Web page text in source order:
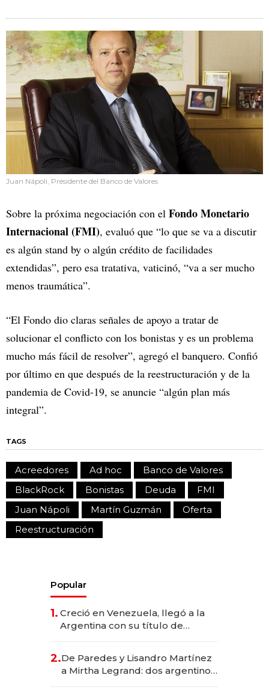
Juan Nápoli, Presidente del Banco de Valores
Sobre la próxima negociación con el Fondo Monetario
Internacional (FMI), evaluó que “lo que se va a discutir
es algún stand by o algún crédito de facilidades
extendidas”, pero esa tratativa, vaticinó, “va a ser mucho
menos traumática”.
“El Fondo dio claras señales de apoyo a tratar de
solucionar el conflicto con los bonistas y es un problema
mucho más fácil de resolver”, agregó el banquero. Confió
por último en que después de la reestructuración y de la
pandemia de Covid-19, se anuncie “algún plan más
integral”.
TAGS
Acreedores Ad hoc
Banco de Valores
BlackRock
Bonistas Deuda
FMI
Juan Nápoli
Martín Guzmán
Oferta
Reestructuración
Popular
1. Creció en Venezuela, llegó a la
Argentina con su título de
las marcas "fast premium"
2.De Paredes y Lisandro Martínez
a Mirtha Legrand: dos argentinos